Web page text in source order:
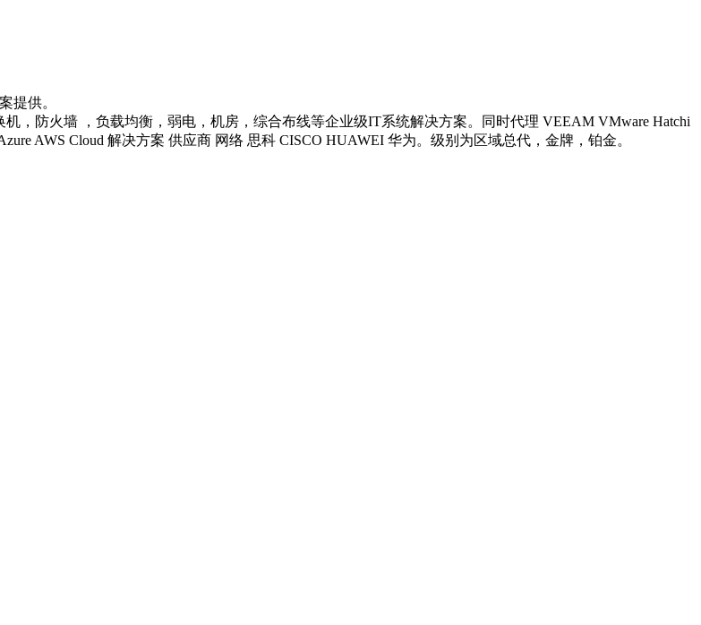
提供。
，防火墙 ，负载均衡，弱电，机房，综合布线等企业级IT系统解决方案。同时代理 VEEAM VMware Hatchi
AWS Cloud 解决方案 供应商 网络 思科 CISCO HUAWEI 华为。级别为区域总代，金牌，铂金。